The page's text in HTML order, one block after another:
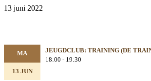
13 juni 2022
MA
13 JUN
JEUGDCLUB: TRAINING (DE
18:00 - 19:30